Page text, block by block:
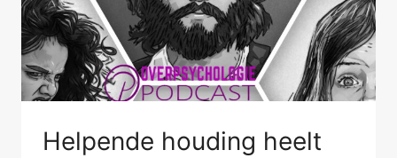
Helpende houding heelt